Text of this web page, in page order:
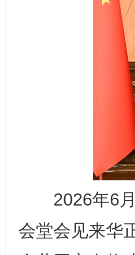
2026年6月
会堂会见来华